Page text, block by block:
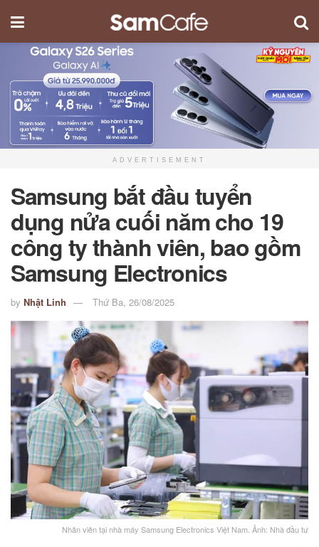
ADVERTISEMENT
Samsung bắt đầu tuyển
dụng nửa cuối năm cho 19
công ty thành viên, bao gồm
Samsung Electronics
by Nhật Linh Thứ Ba, 26/08/2025
Nhân viên tại nhà máy Samsung Electronics Việt Nam. Ảnh: Nhà đầu tư